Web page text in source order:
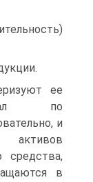
ее
по
и
активов
средства,
в